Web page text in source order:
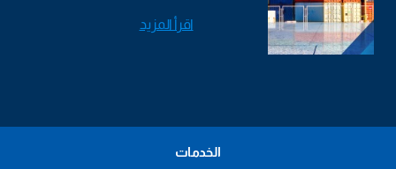
اقرأ المزيد
الخدمات